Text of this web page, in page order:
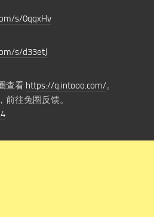
s/0qqxHv
s/d33etJ
查看 https://q.intooo.com/。
往兔圈反馈。